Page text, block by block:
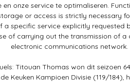
en onze service te optimaliseren.
or access is strictly necessary
a specific service explicitly requested
of carrying out the transmission of
electronic communications network.
Titouan Thomas won dit seizoen
Keuken Kampioen Divisie (119/